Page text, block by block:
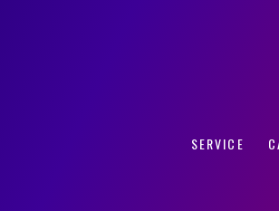
SERVICE
！メディア×購入時期などクロス分析も可